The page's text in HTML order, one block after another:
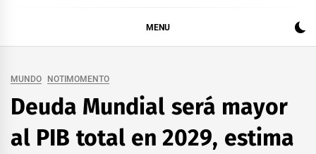
MENU
MUNDO NOTIMOMENTO
Deuda Mundial será mayor
al PIB total en 2029, estima